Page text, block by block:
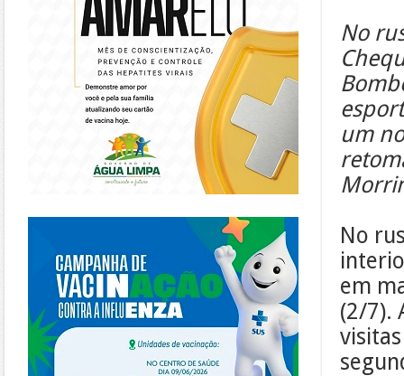
No
um
No
em
(2/7).
https://piracanjuba.go.gov.br/